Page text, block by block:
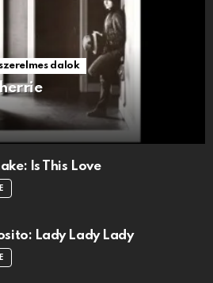
dalok
Is This Love
Lady Lady Lady